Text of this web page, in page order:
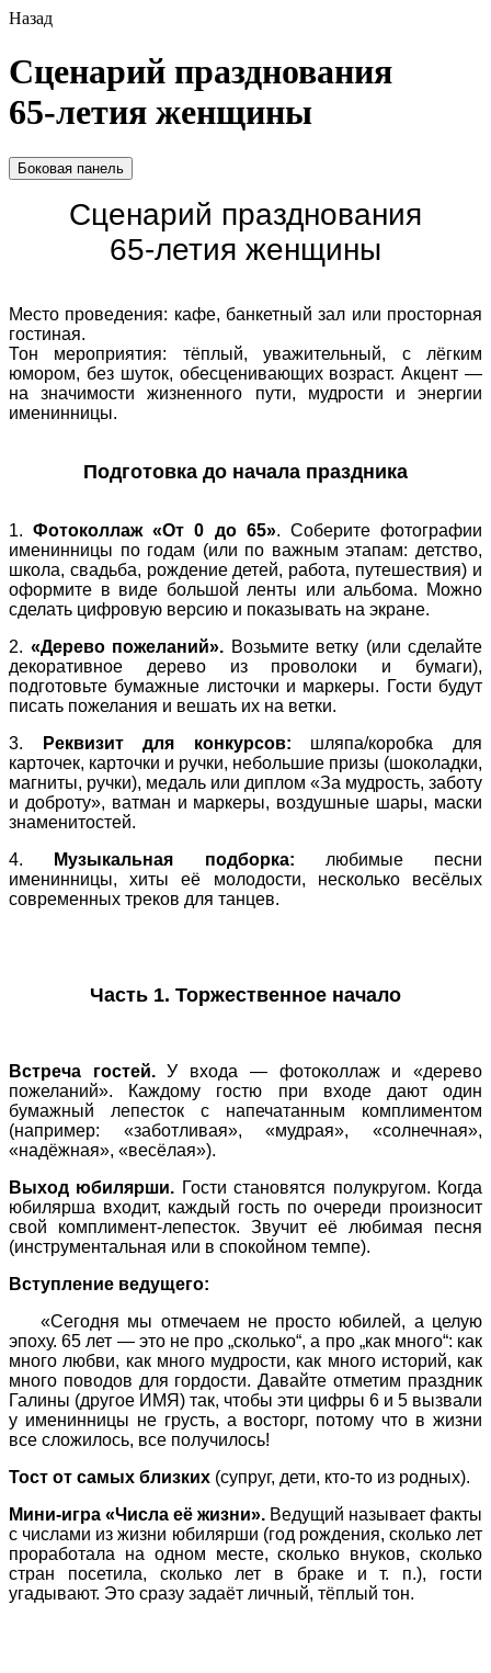
Назад
Сценарий празднования
65‑летия женщины
Боковая панель
Сценарий празднования
65‑летия женщины
Место проведения: кафе, банкетный зал или просторная
гостиная.
Тон мероприятия: тёплый, уважительный, с лёгким
юмором, без шуток, обесценивающих возраст. Акцент —
на значимости жизненного пути, мудрости и энергии
именинницы.
Подготовка до начала праздника
1.Фотоколлаж «От 0 до 65». Соберите фотографии
именинницы по годам (или по важным этапам: детство,
школа, свадьба, рождение детей, работа, путешествия) и
оформите в виде большой ленты или альбома. Можно
сделать цифровую версию и показывать на экране.
2. «Дерево пожеланий». Возьмите ветку (или сделайте
декоративное дерево из проволоки и бумаги),
подготовьте бумажные листочки и маркеры. Гости будут
писать пожелания и вешать их на ветки.
3.
Реквизит для конкурсов: шляпа/коробка для
карточек, карточки и ручки, небольшие призы (шоколадки,
магниты, ручки), медаль или диплом «За мудрость, заботу
и доброту», ватман и маркеры, воздушные шары, маски
знаменитостей.
4.
Музыкальная подборка: любимые песни
именинницы, хиты её молодости, несколько весёлых
современных треков для танцев.
Часть 1. Торжественное начало
Встреча гостей.У входа — фотоколлаж и «дерево
пожеланий». Каждому гостю при входе дают один
бумажный лепесток с напечатанным комплиментом
(например: «заботливая», «мудрая», «солнечная»,
«надёжная», «весёлая»).
Выход юбилярши. Гости становятся полукругом. Когда
юбилярша входит, каждый гость по очереди произносит
свой комплимент-лепесток. Звучит её любимая песня
(инструментальная или в спокойном темпе).
Вступление ведущего:
«Сегодня мы отмечаем не просто юбилей, а целую
эпоху. 65 лет — это не про „сколько“, а про „как много“: как
много любви, как много мудрости, как много историй, как
много поводов для гордости. Давайте отметим праздник
Галины (другое ИМЯ) так, чтобы эти цифры 6 и 5 вызвали
у именинницы не грусть, а восторг, потому что в жизни
все сложилось, все получилось!
Тост от самых близких (супруг, дети, кто-то из родных).
Мини‑игра «Числа её жизни». Ведущий называет факты
с числами из жизни юбилярши (год рождения, сколько лет
проработала на одном месте, сколько внуков, сколько
стран посетила, сколько лет в браке и т. п.), гости
угадывают. Это сразу задаёт личный, тёплый тон.